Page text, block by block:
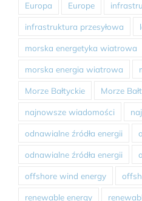
Europa Europe
infrastruktura przesyłowa
morska energetyka wiatrowa
morska energia wiatrowa
Morze Bałtyckie Morze
najnowsze wiadomości
odnawialne źródła energii
odnawialne źródła energii
offshore wind energy
renewable energy